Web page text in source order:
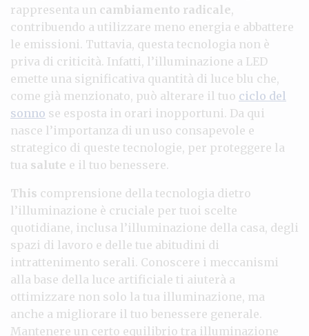
rappresenta un cambiamento radicale,
contribuendo a utilizzare meno energia e abbattere
le emissioni. Tuttavia, questa tecnologia non è
priva di criticità. Infatti, l’illuminazione a LED
emette una significativa quantità di luce blu che,
come già menzionato, può alterare il tuo ciclo del
sonno se esposta in orari inopportuni. Da qui
nasce l’importanza di un uso consapevole e
strategico di queste tecnologie, per proteggere la
tua salute e il tuo benessere.
This comprensione della tecnologia dietro
l’illuminazione è cruciale per tuoi scelte
quotidiane, inclusa l’illuminazione della casa, degli
spazi di lavoro e delle tue abitudini di
intrattenimento serali. Conoscere i meccanismi
alla base della luce artificiale ti aiuterà a
ottimizzare non solo la tua illuminazione, ma
anche a migliorare il tuo benessere generale.
Mantenere un certo equilibrio tra illuminazione